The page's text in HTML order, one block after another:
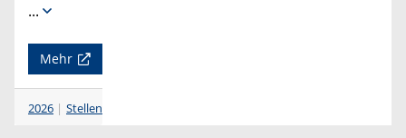
...
Mehr
2026 Stellen